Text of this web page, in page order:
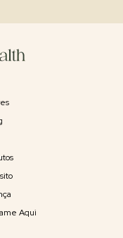
Aqui